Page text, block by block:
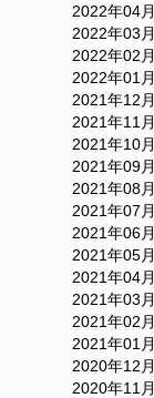
2022年04
2022年03
2022年02
2022年01
2021年12
2021年11
2021年10
2021年09
2021年08
2021年07
2021年06
2021年05
2021年04
2021年03
2021年02
2021年01
2020年12
2020年11